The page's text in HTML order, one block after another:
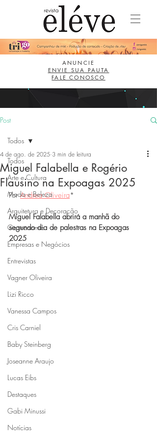
ANUNCIE
ENVIE SUA PAUTA
FALE CONOSCO
Post
Todos
Arte e Cultura
Moda e Beleza
Arquitetura e Decoração
Gastronomia
Empresas e Negócios
Entrevistas
Vagner Oliveira
Lizi Ricco
Vanessa Campos
Cris Carniel
Baby Steinberg
Joseanne Araujo
Lucas Eibs
Destaques
Gabi Minussi
Notícias
Todos
Miguel Falabella e Rogério
Flausino na Expoagas 2025
4 de ago. de 2025 3 min de leitura
Por Andrea Oliveira*
Miguel Falabella abrirá a manhã do
segundo dia de palestras na Expoagas
2025